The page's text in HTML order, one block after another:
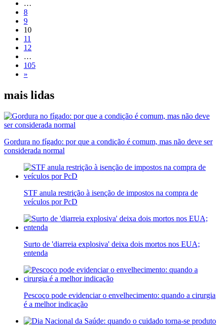
…
8
9
10
11
12
…
105
»
mais lidas
Gordura no fígado: por que a condição é comum, mas não deve ser
considerada normal
STF anula restrição à isenção de impostos na compra de
veículos por PcD
Surto de 'diarreia explosiva' deixa dois mortos nos EUA;
entenda
Pescoço pode evidenciar o envelhecimento: quando a cirurgia
é a melhor indicação